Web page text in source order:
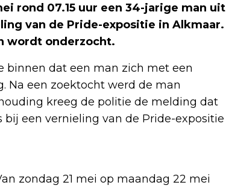
rond 07.15 uur een 34-jarige man uit
van de Pride-expositie in Alkmaar.
wordt onderzocht.
dat een man zich met een
Na een zoektocht werd de man
kreeg de politie de melding dat
een vernieling van de Pride-expositie
zondag 21 mei op maandag 22 mei